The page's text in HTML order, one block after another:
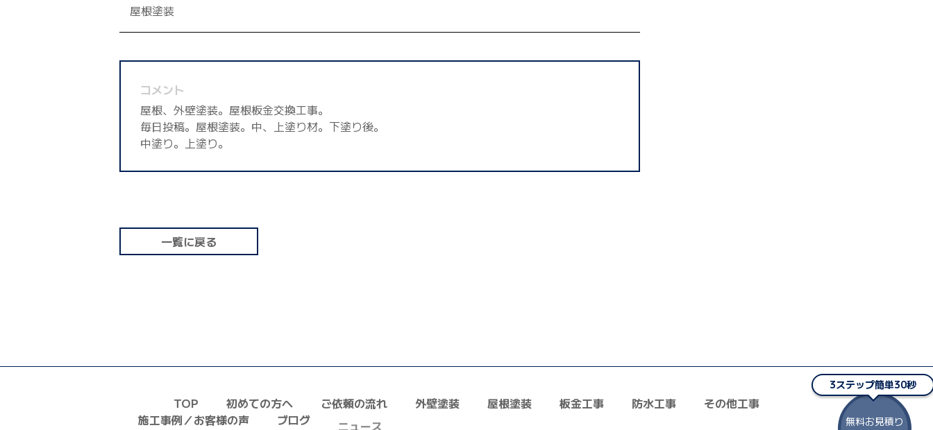
屋根塗装
コメント
屋根、外壁塗装。屋根板金交換工事。
毎日投稿。屋根塗装。中、上塗り材。下塗り後。
中塗り。上塗り。
一覧に戻る
TOP 初めての方へ ご依頼の流れ 外壁塗装 屋根塗装 板金工事 防水工事
その他工事
施工事例／お客様の声
ブログ ニュース
3ステップ簡単30秒
無料お見積り